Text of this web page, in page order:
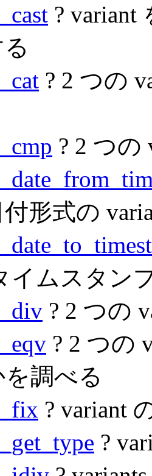
? variant
? 2 つの
? 2 つの
形式の
イムスタン
? 2 つの
? 2 つの
調べる
? variant
?